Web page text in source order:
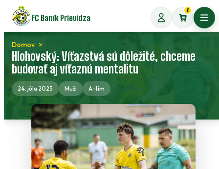
Preskočiť
na
obsah
FC Baník Prievidza
0
Domov
Hlohovský: Víťazstvá sú dôležité, chceme
budovať aj víťaznú mentalitu
24. júla 2025 Muži A-tím